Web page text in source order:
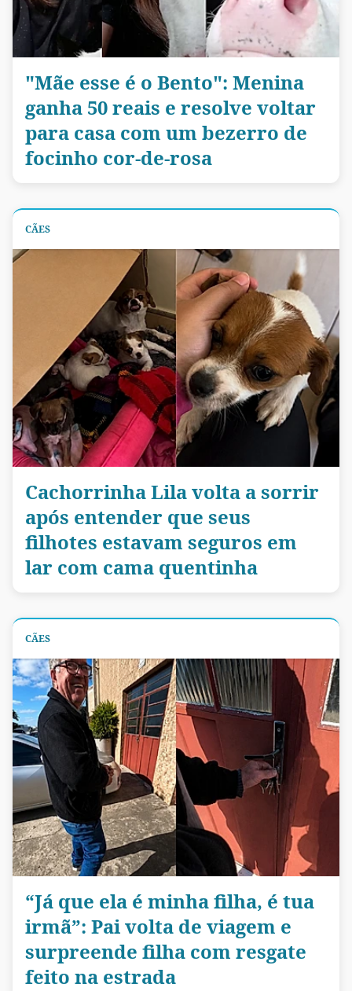
"Mãe esse é o Bento": Menina
ganha 50 reais e resolve voltar
para casa com um bezerro de
focinho cor-de-rosa
CÃES
Cachorrinha Lila volta a sorrir
após entender que seus
filhotes estavam seguros em
lar com cama quentinha
CÃES
“Já que ela é minha filha, é tua
irmã”: Pai volta de viagem e
surpreende filha com resgate
feito na estrada